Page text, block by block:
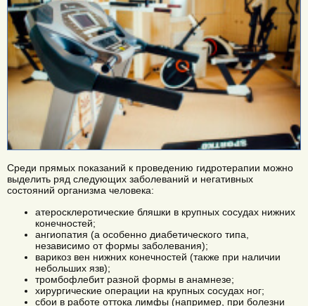
Среди прямых показаний к проведению гидротерапии можно
выделить ряд следующих заболеваний и негативных
состояний организма человека:
атеросклеротические бляшки в крупных сосудах нижних
конечностей;
ангиопатия (а особенно диабетического типа,
независимо от формы заболевания);
варикоз вен нижних конечностей (также при наличии
небольших язв);
тромбофлебит разной формы в анамнезе;
хирургические операции на крупных сосудах ног;
сбои в работе оттока лимфы (например, при болезни